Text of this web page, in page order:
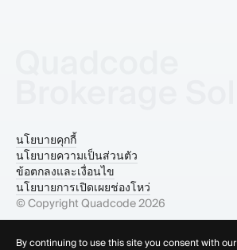
© Copyright Quadcode2026
นโยบายคุกกี้
นโยบายความเป็นส่วนตัว
ข้อตกลงและเงื่อนไข
นโยบายการเปิดเผยช่องโหว่
By continuing to use this site you consent with our